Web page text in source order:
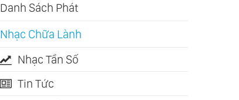
Danh Sách Phát
Nhạc Chữa Lành
Nhạc Tần Số
Tin Tức